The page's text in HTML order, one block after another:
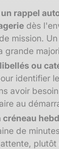
rappel
dès
mission.
grande
ou
identifier
avoir
au
créneau
de